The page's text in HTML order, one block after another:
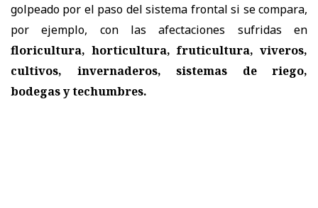
golpeado por el paso del sistema frontal si se compara,
por ejemplo, con las afectaciones sufridas en
floricultura, horticultura, fruticultura, viveros,
cultivos, invernaderos, sistemas de riego,
bodegas y techumbres.